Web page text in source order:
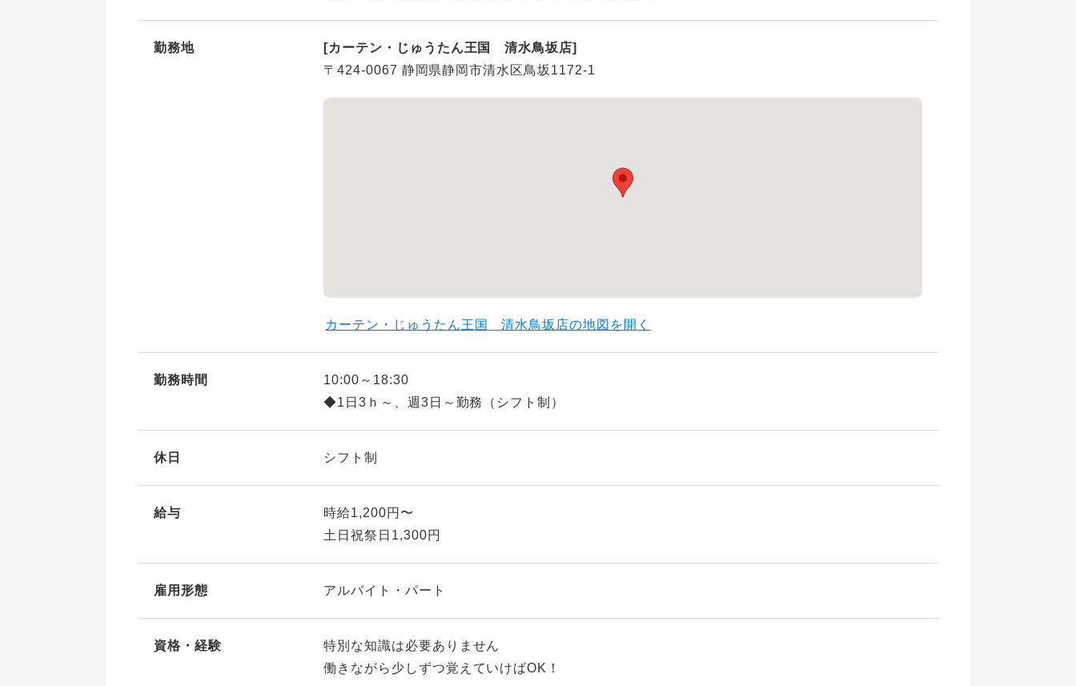
勤務地
[カーテン・じゅうたん王国 清水鳥坂店]
〒424-0067 静岡県静岡市清水区鳥坂1172-1
カーテン・じゅうたん王国 清水鳥坂店の地図を開く
勤務時間
10:00～18:30
◆1日3ｈ～、週3日～勤務（シフト制）
休日 シフト制
給与
時給1,200円〜
土日祝祭日1,300円
雇用形態 アルバイト・パート
資格・経験
特別な知識は必要ありません
働きながら少しずつ覚えていけばOK！